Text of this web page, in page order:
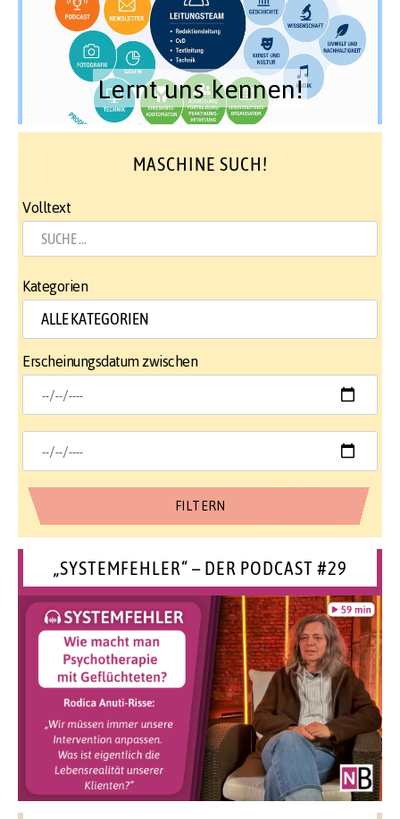
Lernt uns kennen!
MASCHINE SUCH!
Volltext
Kategorien
Erscheinungsdatum zwischen
„SYSTEMFEHLER“ – DER PODCAST #29